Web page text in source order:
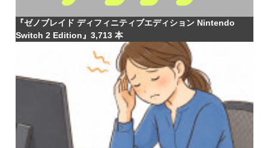
『ゼノブレイド ディフィニティブエディション Nintendo
Switch 2 Edition』3,713 本